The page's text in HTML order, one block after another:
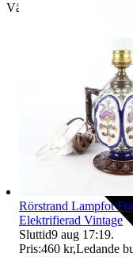
Välj till köparskydd
Rörstrand Lampfot
Elektrifierad Vintage
Sluttid9 aug 17:19.
Pris:460 kr,Ledande